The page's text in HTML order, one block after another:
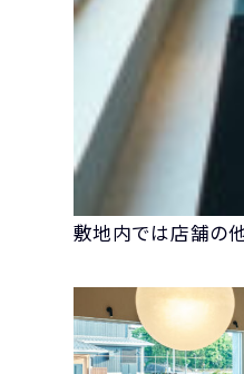
敷地内では店舗の